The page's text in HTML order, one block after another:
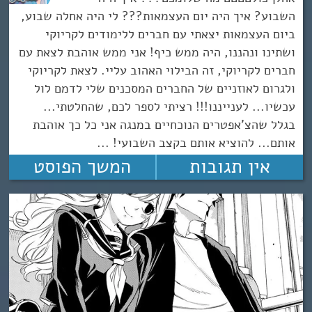
השבוע? איך היה יום העצמאות??? לי היה אחלה שבוע,
ביום העצמאות יצאתי עם חברים ללימודים לקריוקי
ושתינו ונהננו, היה ממש כיף! אני ממש אוהבת לצאת עם
חברים לקריוקי, זה הבילוי האהוב עליי. לצאת לקריוקי
ולגרום לאוזניים של החברים המסכנים שלי לדמם לול
עכשיו... לענייננו!!! רציתי לספר לכם, שהחלטתי...
בגלל שהצ'אפטרים הנוכחיים במנגה אני כל כך אוהבת
אותם... להוציא אותם בקצב השבועי! ...
אין תגובות המשך הפוסט